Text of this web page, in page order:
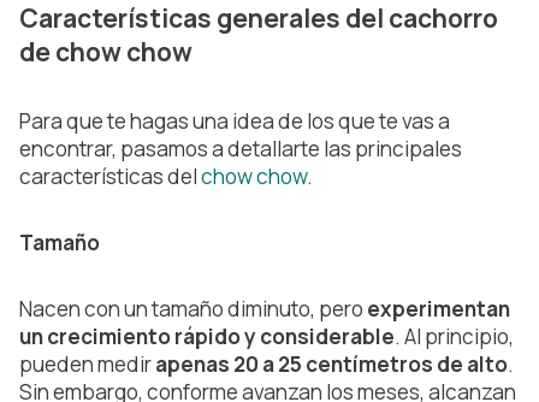
Características generales del cachorro
de chow chow
Para que te hagas una idea de los que te vas a
encontrar, pasamos a detallarte las principales
características delchow chow.
Tamaño
Nacen con un tamaño diminuto, pero experimentan
un crecimiento rápido y considerable. Al principio,
pueden medirapenas 20 a 25 centímetros de alto.
Sin embargo, conforme avanzan los meses, alcanzan